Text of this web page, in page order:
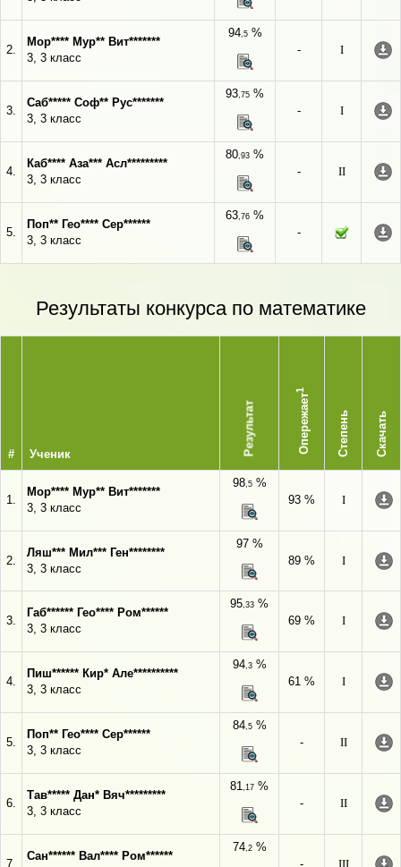
2.
Мор**** Мур** Вит*******
3, 3 класс
94,5%
-
I
3.
Саб***** Соф** Рус*******
3, 3 класс
93,75 %
-
I
4.
Каб**** Аза*** Асл*********
3, 3 класс
80,93 %
-
II
5.
Поп** Гео**** Сер******
3, 3 класс
63,76 %
-
Результаты конкурса по математике
# Ученик Результат Опережает
1
Степень Скачать
1.
Мор**** Мур** Вит*******
3, 3 класс
98,5%
93 %
I
2.
Ляш*** Мил*** Ген********
3, 3 класс
97 %
89 %
I
3.
Габ****** Гео**** Ром******
3, 3 класс
95,33 %
69 %
I
4.
Пиш****** Кир* Але**********
3, 3 класс
94,3%
61 %
I
5.
Поп** Гео**** Сер******
3, 3 класс
84,5%
-
II
6.
Тав***** Дан* Вяч*********
3, 3 класс
81,17 %
-
II
7.
Сан****** Вал**** Ром******
74,2%
-
III